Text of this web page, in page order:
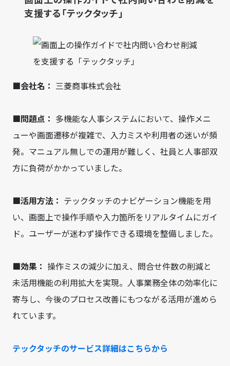
支援する「テックタッチ」
■会社名： 三菱商事株式会社
■問題点： 多機能な人事システムにおいて、操作メニ
ューや画面遷移が複雑で、入力ミスや利用者の迷いが頻
発。マニュアル無しでの運用が難しく、社員と人事部双
方に負荷がかかっていました。
■活用方法： テックタッチのナビゲーション機能を用
い、画面上で操作手順や入力箇所をリアルタイムにガイ
ド。ユーザーが迷わず操作できる環境を整備しました。
■効果： 操作ミスの減少に加え、問合せ件数の削減と
未活用機能の利用拡大を実現。人事業務全体の効率化に
寄与し、今後のプロセス改善にもつながる活用が進めら
れています。
テックタッチのサービス詳細はこちらから